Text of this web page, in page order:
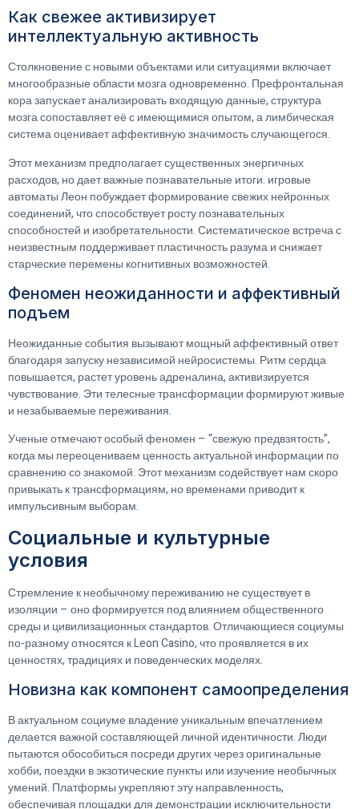
Как свежее активизирует
интеллектуальную активность
Столкновение с новыми объектами или ситуациями включает
многообразные области мозга одновременно. Префронтальная
кора запускает анализировать входящую данные, структура
мозга сопоставляет её с имеющимися опытом, а лимбическая
система оценивает аффективную значимость случающегося.
Этот механизм предполагает существенных энергичных
расходов, но дает важные познавательные итоги. игровые
автоматы Леон побуждает формирование свежих нейронных
соединений, что способствует росту познавательных
способностей и изобретательности. Систематическое встреча с
неизвестным поддерживает пластичность разума и снижает
старческие перемены когнитивных возможностей.
Феномен неожиданности и аффективный
подъем
Неожиданные события вызывают мощный аффективный ответ
благодаря запуску независимой нейросистемы. Ритм сердца
повышается, растет уровень адреналина, активизируется
чувствование. Эти телесные трансформации формируют живые
и незабываемые переживания.
Ученые отмечают особый феномен – “свежую предвзятость”,
когда мы переоцениваем ценность актуальной информации по
сравнению со знакомой. Этот механизм содействует нам скоро
привыкать к трансформациям, но временами приводит к
импульсивным выборам.
Социальные и культурные
условия
Стремление к необычному переживанию не существует в
изоляции – оно формируется под влиянием общественного
среды и цивилизационных стандартов. Отличающиеся социумы
по-разному относятся к Leon Casino, что проявляется в их
ценностях, традициях и поведенческих моделях.
Новизна как компонент самоопределения
В актуальном социуме владение уникальным впечатлением
делается важной составляющей личной идентичности. Люди
пытаются обособиться посреди других через оригинальные
хобби, поездки в экзотические пункты или изучение необычных
умений. Платформы укрепляют эту направленность,
обеспечивая площадки для демонстрации исключительности